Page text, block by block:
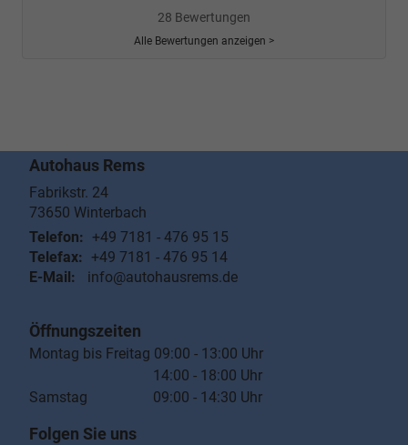
28 Bewertungen
Alle Bewertungen anzeigen >
Autohaus Rems
Fabrikstr. 24
73650 Winterbach
Telefon: +49 7181 - 476 95 15
Telefax: +49 7181 - 476 95 14
E-Mail:
info@autohausrems.de
Öffnungszeiten
Montag bis Freitag 09:00 - 13:00 Uhr
14:00 - 18:00 Uhr
Samstag 09:00 - 14:30 Uhr
Folgen Sie uns